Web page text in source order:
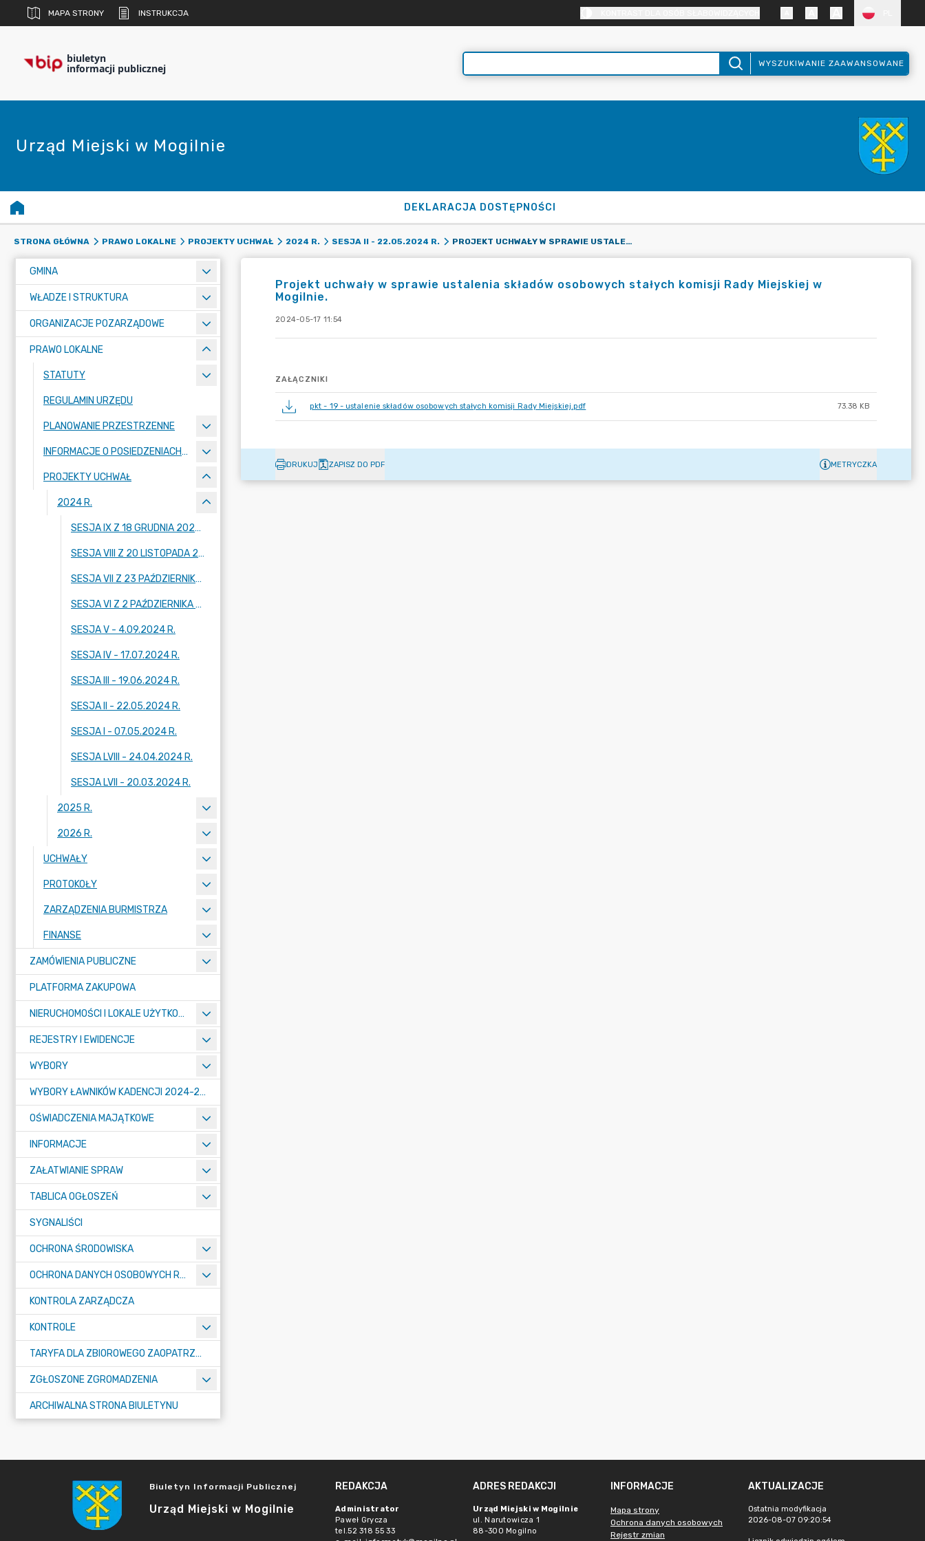
MAPA STRONY INSTRUKCJA
biuletyn
informacji publicznej WYSZUKIWANIE ZAAWANSOWANE
Urząd Miejski w Mogilnie
DEKLARACJA DOSTĘPNOŚCI
STRONA GŁÓWNA PRAWO LOKALNE PROJEKTY UCHWAŁ 2024 R. SESJA II - 22.05.2024 R. PROJEKT UCHWAŁY W SPRAWIE USTALENIA SKŁADÓW OSOBOWYCH STAŁYCH KOMISJI RADY MIEJSKIEJ W MOGILNIE.
GMINA
WŁADZE I STRUKTURA
ORGANIZACJE POZARZĄDOWE
PRAWO LOKALNE
STATUTY
REGULAMIN URZĘDU
PLANOWANIE PRZESTRZENNE
INFORMACJE O POSIEDZENIACH KOMISJI
PROJEKTY UCHWAŁ
2024 R.
SESJA IX Z 18 GRUDNIA 2024 R.
SESJA VIII Z 20 LISTOPADA 2024 R.
SESJA VII Z 23 PAŹDZIERNIKA 2024 R.
SESJA VI Z 2 PAŹDZIERNIKA 2024 R.
SESJA V - 4.09.2024 R.
SESJA IV - 17.07.2024 R.
SESJA III - 19.06.2024 R.
SESJA II - 22.05.2024 R.
SESJA I - 07.05.2024 R.
SESJA LVIII - 24.04.2024 R.
SESJA LVII - 20.03.2024 R.
2025 R.
2026 R.
UCHWAŁY
PROTOKOŁY
ZARZĄDZENIA BURMISTRZA
FINANSE
ZAMÓWIENIA PUBLICZNE
PLATFORMA ZAKUPOWA
NIERUCHOMOŚCI I LOKALE UŻYTKOWE
REJESTRY I EWIDENCJE
WYBORY
WYBORY ŁAWNIKÓW KADENCJI 2024-2027
OŚWIADCZENIA MAJĄTKOWE
INFORMACJE
ZAŁATWIANIE SPRAW
TABLICA OGŁOSZEŃ
SYGNALIŚCI
OCHRONA ŚRODOWISKA
OCHRONA DANYCH OSOBOWYCH RODO
KONTROLA ZARZĄDCZA
KONTROLE
TARYFA DLA ZBIOROWEGO ZAOPATRZENIA W WODĘ I ZBIOROWEGO ODPROWADZANIA ŚCIEKÓW
ZGŁOSZONE ZGROMADZENIA
ARCHIWALNA STRONA BIULETYNU
Projekt uchwały w sprawie ustalenia składów osobowych stałych komisji Rady Miejskiej w
Mogilnie.
2024-05-17 11:54
ZAŁĄCZNIKI
pkt - 19 - ustalenie składów osobowych stałych komisji Rady Miejskiej.pdf 73.38 KB
DRUKUJ ZAPISZ DO PDF METRYCZKA
Biuletyn Informacji Publicznej
Urząd Miejski w Mogilnie
REDAKCJA
Administrator
Paweł Grycza
tel.52 318 55 33
ADRES REDAKCJI
Urząd Miejski w Mogilnie
ul. Narutowicza 1
88-300 Mogilno
INFORMACJE
Mapa strony
Ochrona danych osobowych
Rejestr zmian
AKTUALIZACJE
Ostatnia modyfikacja
2026-08-07 09:20:54